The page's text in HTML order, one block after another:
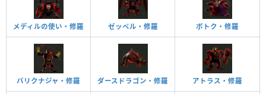
メディルの使い・修羅 ゼッペル・修羅 ボトク・修羅
バリクナジャ・修羅 ダースドラゴン・修羅 アトラス・修羅